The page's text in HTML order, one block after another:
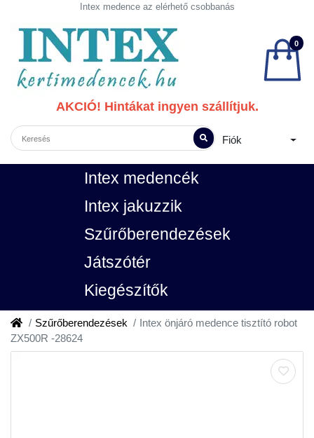
Intex medence az elérhető csobbanás
0
AKCIÓ! Hintákat ingyen szállítjuk.
Fiók
Intex medencék
Intex jakuzzik
Szűrőberendezések
Játszótér
Kiegészítők
Szűrőberendezések
Intex önjáró medence tisztító robot
ZX500R -28624